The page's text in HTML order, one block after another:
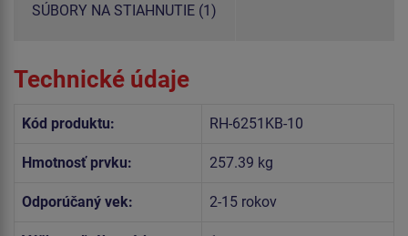
SÚBORY NA STIAHNUTIE (1)
Technické údaje
Kód produktu: RH-6251KB-10
Hmotnosť prvku: 257.39 kg
Odporúčaný vek: 2-15 rokov